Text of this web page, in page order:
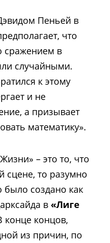
Пеньей в
что
сражением в
случайными.
к этому
и не
а призывает
математику».
– это то, что
сцене, то разумно
было создано как
в «Лиге
конце концов,
из причин, по